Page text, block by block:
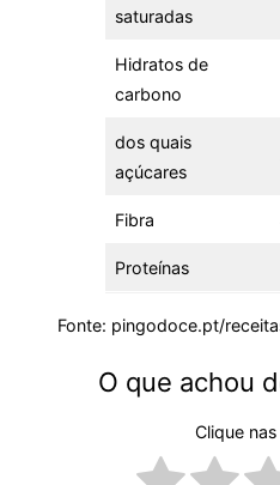
saturadas
Hidratos de
carbono
dos quais
açúcares
Fibra
Proteínas
Fonte: pingodoce.pt/
O que achou
Clique